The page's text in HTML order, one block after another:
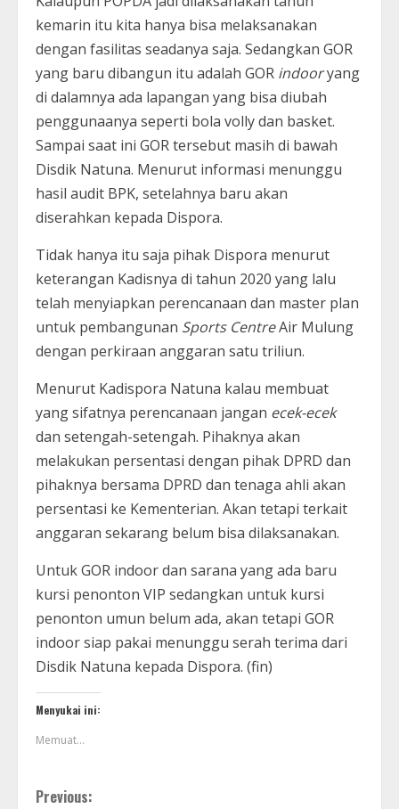
kemarin itu kita hanya bisa melaksanakan
dengan fasilitas seadanya saja. Sedangkan GOR
yang baru dibangun itu adalah GOR indooryang
di dalamnya ada lapangan yang bisa diubah
penggunaanya seperti bola volly dan basket.
Sampai saat ini GOR tersebut masih di bawah
Disdik Natuna. Menurut informasi menunggu
hasil audit BPK, setelahnya baru akan
diserahkan kepada Dispora.
Tidak hanya itu saja pihak Dispora menurut
keterangan Kadisnya di tahun 2020 yang lalu
telah menyiapkan perencanaan dan master plan
untuk pembangunan Sports CentreAir Mulung
dengan perkiraan anggaran satu triliun.
Menurut Kadispora Natuna kalau membuat
yang sifatnya perencanaan jangan ecek-ecek
dan setengah-setengah. Pihaknya akan
melakukan persentasi dengan pihak DPRD dan
pihaknya bersama DPRD dan tenaga ahli akan
persentasi ke Kementerian. Akan tetapi terkait
anggaran sekarang belum bisa dilaksanakan.
Untuk GOR indoor dan sarana yang ada baru
kursi penonton VIP sedangkan untuk kursi
penonton umun belum ada, akan tetapi GOR
indoor siap pakai menunggu serah terima dari
Disdik Natuna kepada Dispora. (fin)
Menyukai ini:
Memuat...
Previous: